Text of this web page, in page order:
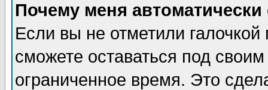
Почему меня автоматически
Если вы не отметили галочкой
сможете оставаться под
ограниченное время. Это